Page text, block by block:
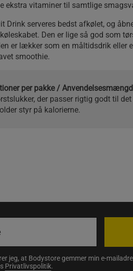
ekstra vitaminer til samtlige
Drink serveres bedst afkølet, og
Den er lige så god som
er lækker som en måltidsdrik eller
smoothie.
per pakke /
der passer rigtig godt til
styr på kalorierne.
jeg, at Bodystore gemmer min e-
Privatlivspolitik.